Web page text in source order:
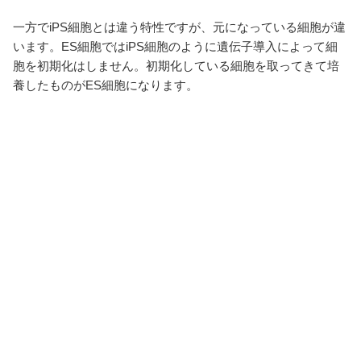
一方でiPS細胞とは違う特性ですが、元になっている細胞が違
います。ES細胞ではiPS細胞のように遺伝子導入によって細
胞を初期化はしません。初期化している細胞を取ってきて培
養したものがES細胞になります。